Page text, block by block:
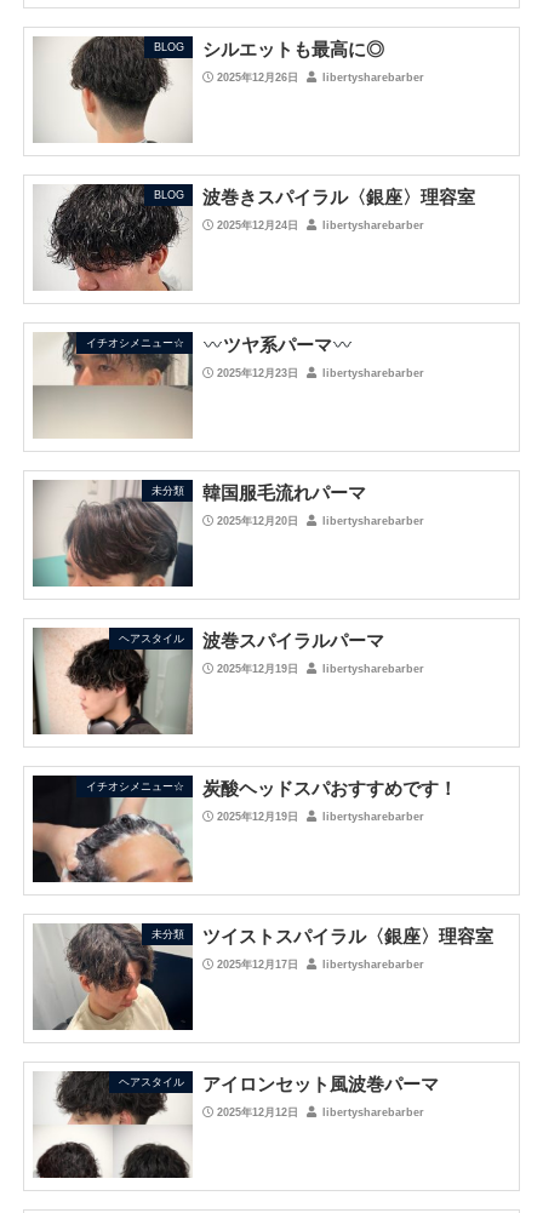
BLOG シルエットも最高に◎
2025年12月26日 libertysharebarber
BLOG 波巻きスパイラル〈銀座〉理容室
2025年12月24日 libertysharebarber
イチオシメニュー☆ ツヤ系パーマ
2025年12月23日 libertysharebarber
未分類 韓国服毛流れパーマ
2025年12月20日 libertysharebarber
ヘアスタイル 波巻スパイラルパーマ
2025年12月19日 libertysharebarber
イチオシメニュー☆ 炭酸ヘッドスパおすすめです！
2025年12月19日 libertysharebarber
未分類 ツイストスパイラル〈銀座〉理容室
2025年12月17日 libertysharebarber
ヘアスタイル アイロンセット風波巻パーマ
2025年12月12日 libertysharebarber